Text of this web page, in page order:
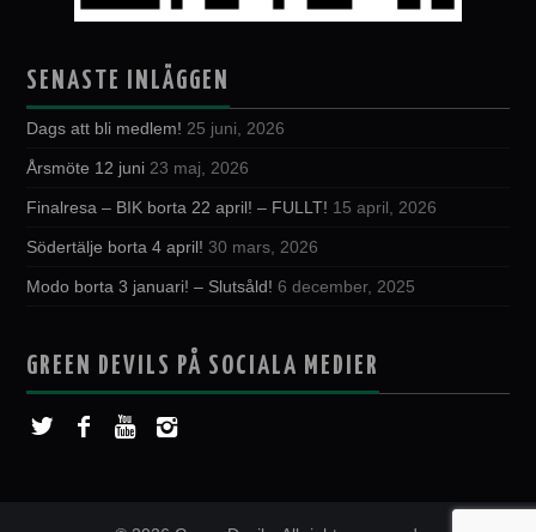
SENASTE INLÄGGEN
Dags att bli medlem! 25 juni, 2026
Årsmöte 12 juni 23 maj, 2026
Finalresa – BIK borta 22 april! – FULLT! 15 april, 2026
Södertälje borta 4 april! 30 mars, 2026
Modo borta 3 januari! – Slutsåld! 6 december, 2025
GREEN DEVILS PÅ SOCIALA MEDIER